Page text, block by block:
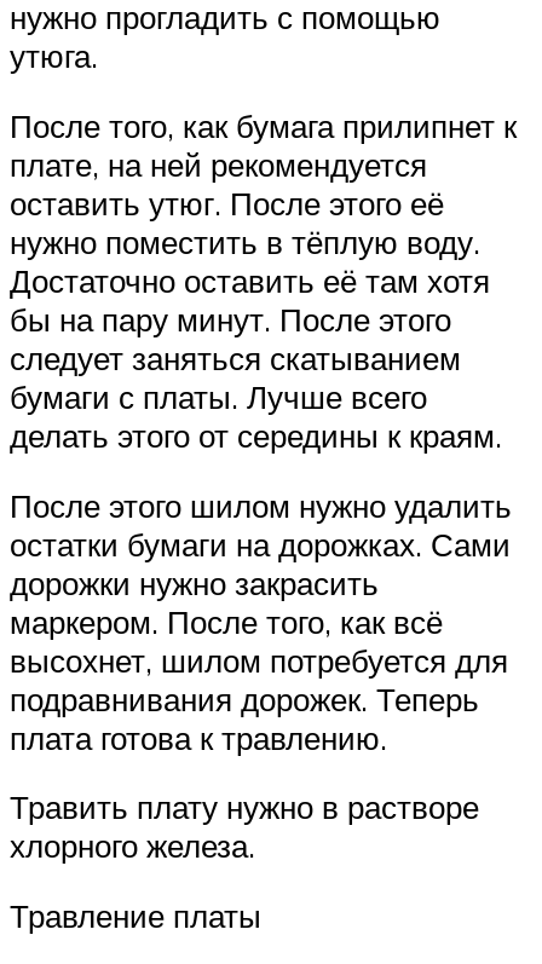
нужно прогладить с помощью
утюга.
После того, как бумага прилипнет к
плате, на ней рекомендуется
оставить утюг. После этого её
нужно поместить в тёплую воду.
Достаточно оставить её там хотя
бы на пару минут. После этого
следует заняться скатыванием
бумаги с платы. Лучше всего
делать этого от середины к краям.
После этого шилом нужно удалить
остатки бумаги на дорожках. Сами
дорожки нужно закрасить
маркером. После того, как всё
высохнет, шилом потребуется для
подравнивания дорожек. Теперь
плата готова к травлению.
Травить плату нужно в растворе
хлорного железа.
Травление платы